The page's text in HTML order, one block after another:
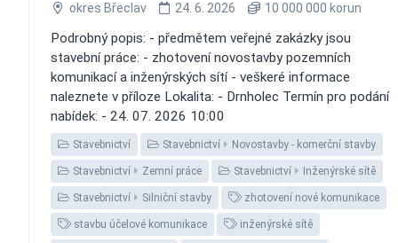
okres Břeclav 24. 6. 2026 10 000 000 korun
Podrobný popis: - předmětem veřejné zakázky jsou
stavební práce: - zhotovení novostavby pozemních
komunikací a inženýrských sítí - veškeré informace
naleznete v příloze Lokalita: - Drnholec Termín pro podání
nabídek: - 24. 07. 2026 10:00
Stavebnictví Stavebnictví Novostavby - komerční stavby
Stavebnictví Zemní práce Stavebnictví Inženýrské sítě
Stavebnictví Silniční stavby zhotovení nové komunikace
stavbu účelové komunikace inženýrské sítě